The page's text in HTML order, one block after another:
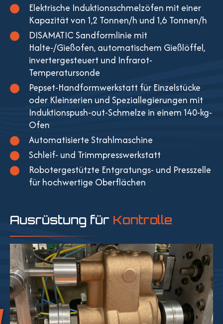
Elektrische Induktionsschmelzöfen mit einer
Kapazität von 1,2 Tonnen/h und 1,6 Tonnen/h
DISAMATIC Sandformlinie mit
Halte-/Gießofen, automatischem Gießlöffel,
invertergesteuert und Infrarot-
Temperatursonde
Pepset-Handformwerkstatt für Einzelstücke
oder Kleinserien und Speziallegierungen mit
Induktionspush-out-Schmelze in einem 140-kg-
Ofen
Automatisierte Strahlmaschine
Schleif- und Trimmpresswerkstatt
Robotergestützte Entgratungs- und Presszelle
für hochwertige Oberflächen
Ausrüstung für Kontrolle